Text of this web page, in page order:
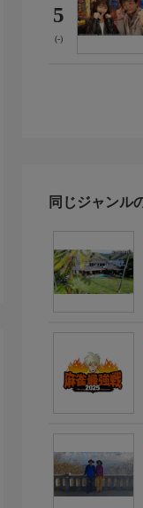
5
(-)
同じジャンル